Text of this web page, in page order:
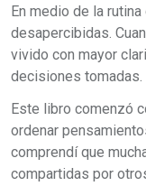
En medio de la
desapercibidas.
vivido con mayor
decisiones tomadas.
Este libro comenzó
ordenar
comprendí que
compartidas por